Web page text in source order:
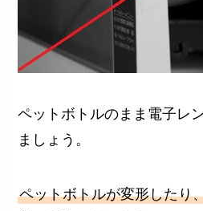
ペットボトルのまま電子レ
ましょう。
ペットボトルが変形したり